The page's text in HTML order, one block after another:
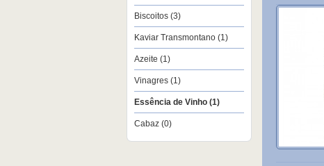
Biscoitos (3)
Kaviar Transmontano (1)
Azeite (1)
Vinagres (1)
Essência de Vinho (1)
Cabaz (0)